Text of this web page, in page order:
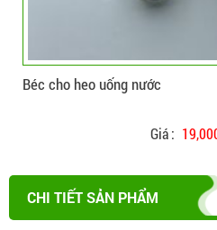
Béc cho heo uống nước
Giá :
CHI TIẾT SẢN PHẨM